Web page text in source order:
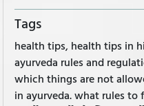
Tags
health tips, health tips in
ayurveda rules and
which things are not
in ayurveda. what rules